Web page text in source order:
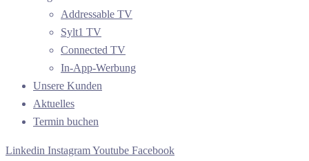
Addressable TV
Sylt1 TV
Connected TV
In-App-Werbung
Unsere Kunden
Aktuelles
Termin buchen
Linkedin InstagramYoutube Facebook